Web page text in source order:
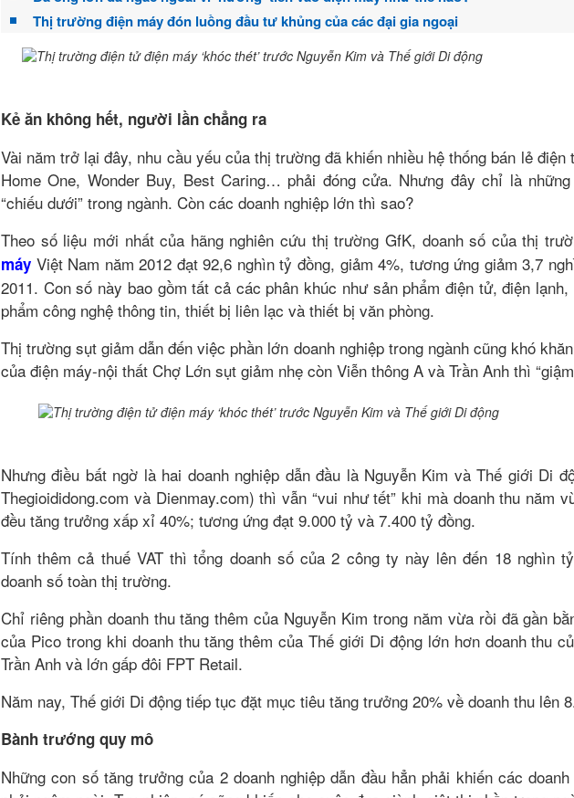
Thị trường điện máy đón luồng đầu tư khủng của các đại gia ngoại
Kẻ ăn không hết, người lần chẳng ra
Vài năm trở lại đây, nhu cầu yếu của thị trường đã khiến nhiều hệ thống bán lẻ điện
Home One, Wonder Buy, Best Caring… phải đóng cửa. Nhưng đây chỉ là
“chiếu dưới” trong ngành. Còn các doanh nghiệp lớn thì sao?
Theo số liệu mới nhất của hãng nghiên cứu thị trường GfK, doanh số của thị
máy Việt Nam năm 2012 đạt 92,6 nghìn tỷ đồng, giảm 4%, tương ứng giảm 3,7
2011. Con số này bao gồm tất cả các phân khúc như sản phẩm điện tử, điện
phẩm công nghệ thông tin, thiết bị liên lạc và thiết bị văn phòng.
Thị trường sụt giảm dẫn đến việc phần lớn doanh nghiệp trong ngành cũng khó
của điện máy-nội thất Chợ Lớn sụt giảm nhẹ còn Viễn thông A và Trần Anh thì
Nhưng điều bất ngờ là hai doanh nghiệp dẫn đầu là Nguyễn Kim và Thế giới Di
Thegioididong.com và Dienmay.com) thì vẫn “vui như tết” khi mà doanh thu năm
đều tăng trưởng xấp xỉ 40%; tương ứng đạt 9.000 tỷ và 7.400 tỷ đồng.
Tính thêm cả thuế VAT thì tổng doanh số của 2 công ty này lên đến 18 nghìn
doanh số toàn thị trường.
Chỉ riêng phần doanh thu tăng thêm của Nguyễn Kim trong năm vừa rồi đã gần
của Pico trong khi doanh thu tăng thêm của Thế giới Di động lớn hơn doanh thu
Trần Anh và lớn gấp đôi FPT Retail.
Năm nay, Thế giới Di động tiếp tục đặt mục tiêu tăng trưởng 20% về doanh thu lên
Bành trướng quy mô
Những con số tăng trưởng của 2 doanh nghiệp dẫn đầu hẳn phải khiến các
Jason Nguyễn sinh năm 1988, từng du học tại Singapore, là hot boy có tiếng trên mạng xã hội và
nghệ sĩ. Trên mạng xã hội, Jason thường đăng những bài viết về kinh nghiệm làm giàu, kinh
nghiệp. Hồi đầu năm nay, Jason Nguyễn còn 'gây bão' mạng xã hội với bài viết "Một triệu đô có